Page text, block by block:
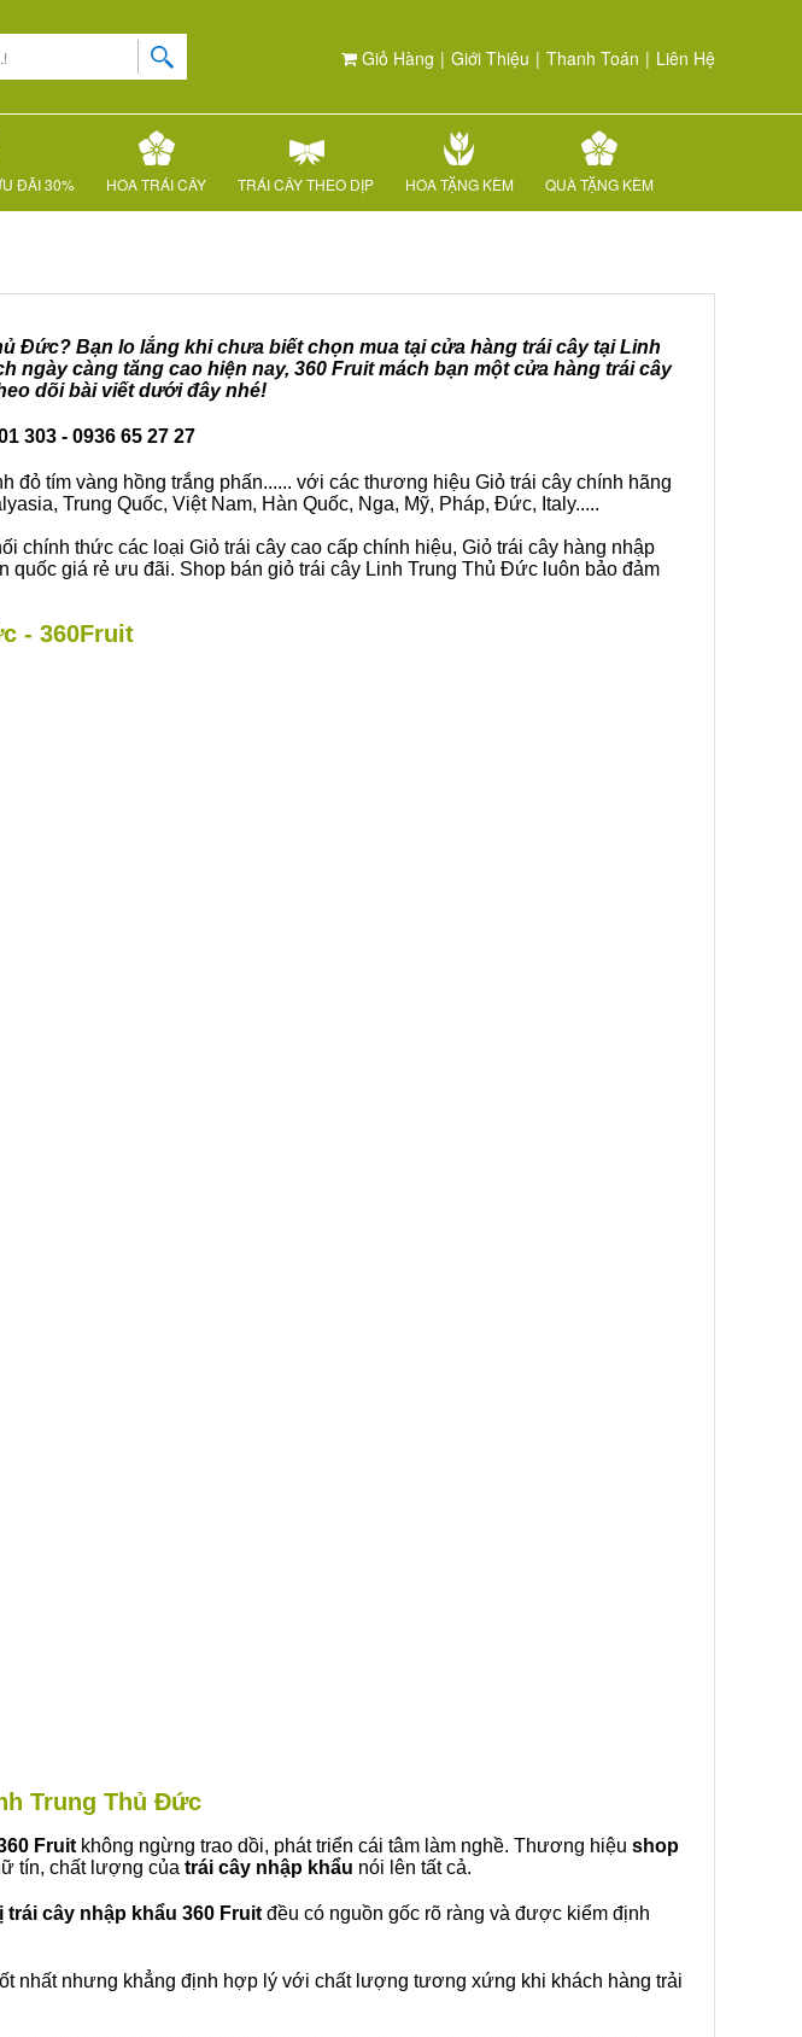
Giỏ Hàng | Giới Thiệu | Thanh Toán | Liên Hệ
ĐÃI 30% HOA TRÁI CÂY TRÁI CÂY THEO DỊP HOA TẶNG KÈM QUÀ TẶNG KÈM
Đức? Bạn lo lắng khi chưa biết chọn mua tại cửa hàng trái cây tại Linh
càng tăng cao hiện nay, 360 Fruit mách bạn một cửa hàng trái cây
dõi bài viết dưới đây nhé!
303 - 0936 65 27 27
tím vàng hồng trắng phấn...... với các thương hiệu Giỏ trái cây chính hãng
Trung Quốc, Việt Nam, Hàn Quốc, Nga, Mỹ, Pháp, Đức, Italy.....
chính thức các loại Giỏ trái cây cao cấp chính hiệu, Giỏ trái cây hàng nhập
quốc giá rẻ ưu đãi. Shop bán giỏ trái cây Linh Trung Thủ Đức luôn bảo đảm
- 360Fruit
Trung Thủ Đức
Fruit không ngừng trao dồi, phát triển cái tâm làm nghề. Thương hiệu shop
tín, chất lượng của trái cây nhập khẩu nói lên tất cả.
trái cây nhập khẩu 360 Fruit đều có nguồn gốc rõ ràng và được kiểm định
nhất nhưng khẳng định hợp lý với chất lượng tương xứng khi khách hàng trải